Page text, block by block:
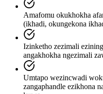
Amafomu okukhokha
(ikhadi, okungekona
Izinketho zezimali
angakhokha ngezimali
Umtapo wezincwadi
zangaphandle ezikhona